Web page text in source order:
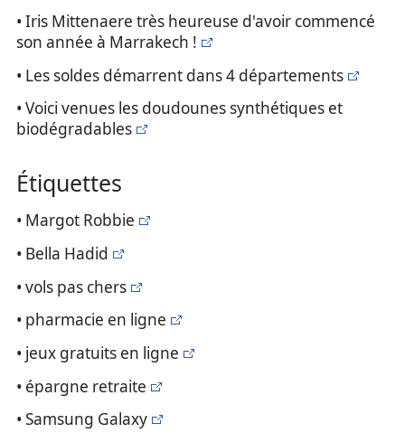
• Iris Mittenaere très heureuse d'avoir commencé
son année à Marrakech !
• Les soldes démarrent dans 4 départements
• Voici venues les doudounes synthétiques et
biodégradables
Étiquettes
• Margot Robbie
• Bella Hadid
• vols pas chers
• pharmacie en ligne
• jeux gratuits en ligne
• épargne retraite
• Samsung Galaxy